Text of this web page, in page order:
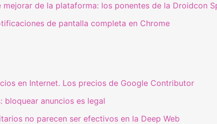
de la plataforma: los ponentes de la Droidcon
de pantalla completa en Chrome
en Internet. Los precios de Google Contributor
bloquear anuncios es legal
no parecen ser efectivos en la Deep Web